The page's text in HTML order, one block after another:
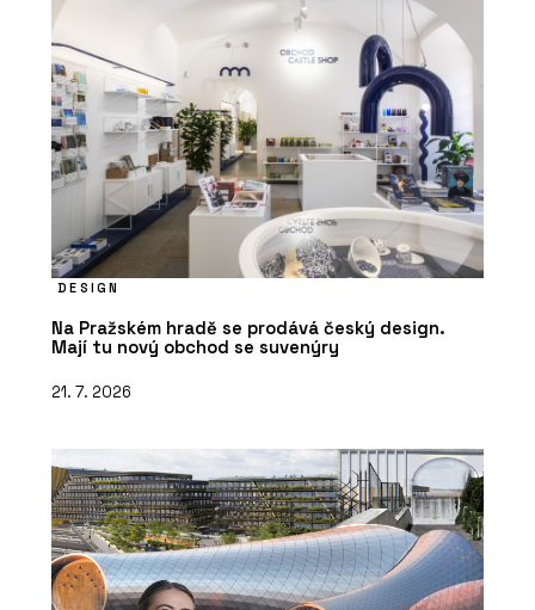
DESIGN
Na Pražském hradě se prodává český design.
Mají tu nový obchod se suvenýry
21. 7. 2026